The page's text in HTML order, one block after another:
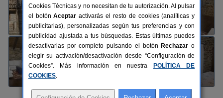
Cookies Técnicas y no necesitan de tu autorización. Al pulsar
el botónAceptar activarás el resto de cookies (analíticas y
publicitarias), personalizadas según tus preferencias y con
publicidad ajustada a tus búsquedas. Estas últimas puedes
desactivarlas por completo pulsando el botón Rechazar o
elegir su activación/desactivación desde “Configuración de
Cookies”. Más información en nuestra
POLÍTICA DE
COOKIES.